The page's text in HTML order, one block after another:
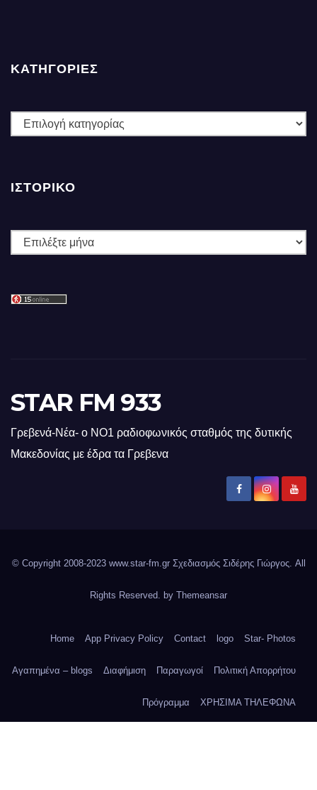
ΚΑΤΗΓΟΡΙΕΣ
ΚΑΤΗΓΟΡΙΕΣ
ΙΣΤΟΡΙΚΌ
Ιστορικό
STAR FM 933
Γρεβενά-Νέα- ο ΝΟ1 ραδιοφωνικός σταθμός της δυτικής
Μακεδονίας με έδρα τα Γρεβενα
© Copyright 2008-2023 www.star-fm.gr Σχεδιασμός Σιδέρης Γιώργος. All
Rights Reserved. by Themeansar
Home App Privacy Policy Contact logo Star- Photos
Αγαπημένα – blogs Διαφήμιση Παραγωγοί Πολιτική Απορρήτου
Πρόγραμμα ΧΡΗΣΙΜΑ ΤΗΛΕΦΩΝΑ